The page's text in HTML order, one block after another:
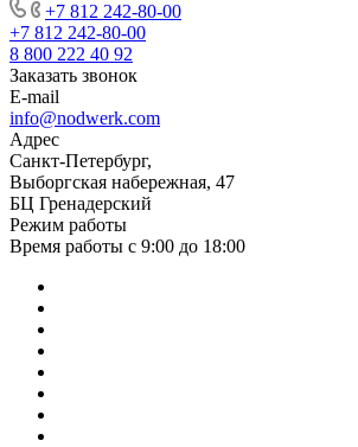
+7 812 242-80-00
+7 812 242-80-00
8 800 222 40 92
Заказать звонок
E-mail
info@nodwerk.com
Адрес
Санкт-Петербург,
Выборгская набережная, 47
БЦ Гренадерский
Режим работы
Время работы с 9:00 до 18:00